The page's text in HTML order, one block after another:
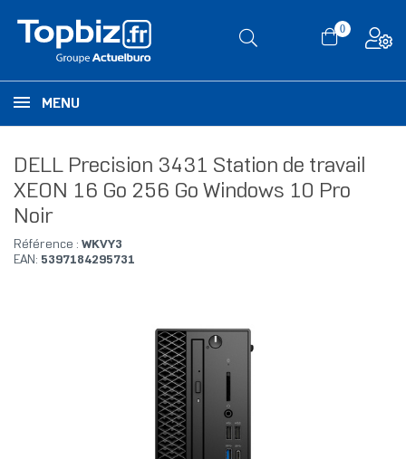
0
MENU
DELL Precision 3431 Station de travail
XEON 16 Go 256 Go Windows 10 Pro
Noir
Référence : WKVY3
EAN: 5397184295731